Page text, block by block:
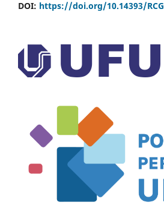
DOI: https://doi.org/10.14393/RCG